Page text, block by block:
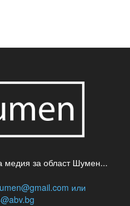
медия за област Шумен...
или